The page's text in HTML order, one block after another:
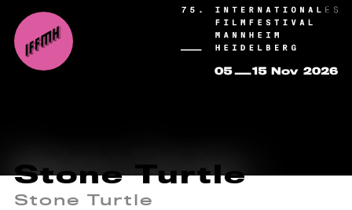
Stone Turtle
Stone Turtle